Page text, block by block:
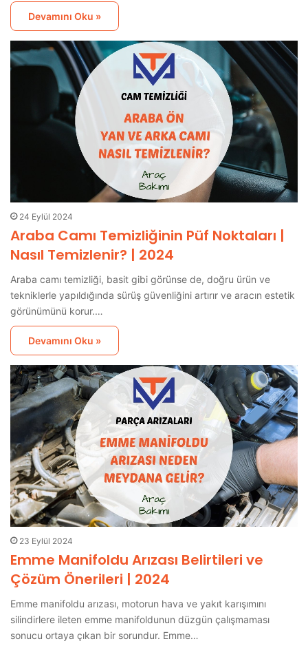
Devamını Oku »
24 Eylül 2024
Araba Camı Temizliğinin Püf Noktaları |
Nasıl Temizlenir? | 2024
Araba camı temizliği, basit gibi görünse de, doğru ürün ve
tekniklerle yapıldığında sürüş güvenliğini artırır ve aracın estetik
görünümünü korur.…
Devamını Oku »
23 Eylül 2024
Emme Manifoldu Arızası Belirtileri ve
Çözüm Önerileri | 2024
Emme manifoldu arızası, motorun hava ve yakıt karışımını
silindirlere ileten emme manifoldunun düzgün çalışmaması
sonucu ortaya çıkan bir sorundur. Emme…